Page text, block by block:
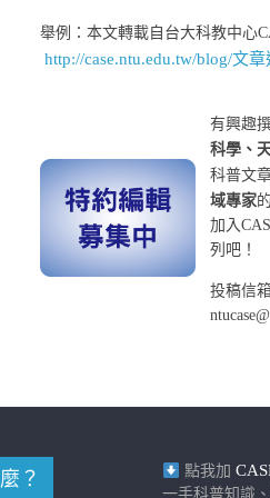
舉例：本文轉載自台大科教中心
http://case.ntu.edu.tw/blog/文
有興趣
科學、
科普文
域專家
加入
列吧！
投稿信箱
？ 點我加
一手科普知識